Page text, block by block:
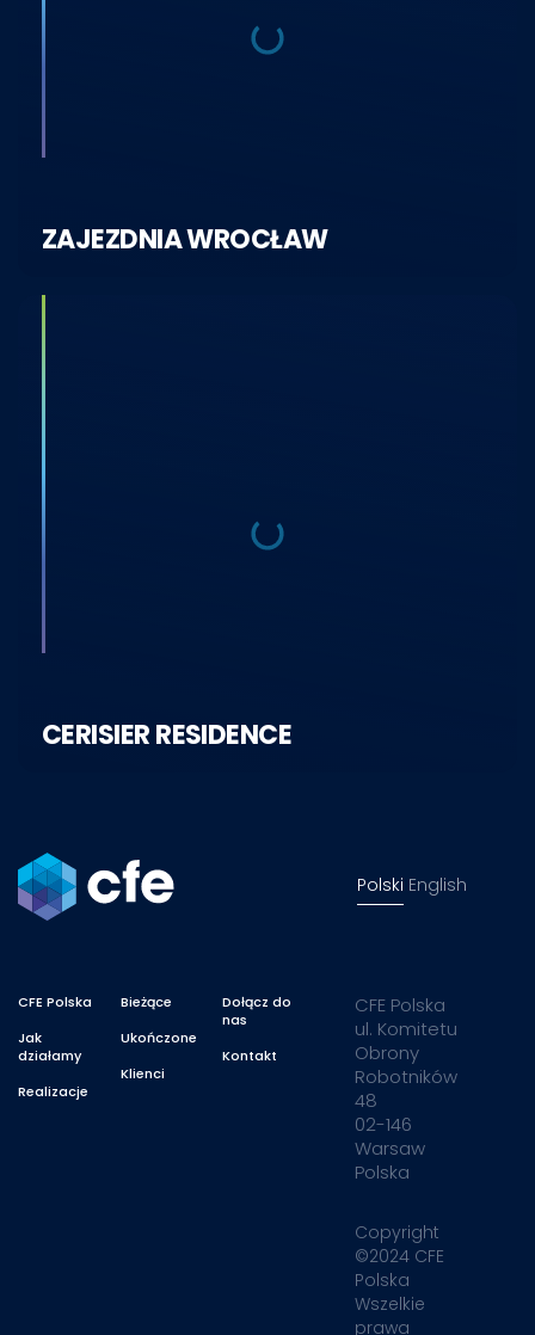
ZAJEZDNIA WROCŁAW
CERISIER RESIDENCE
CFE Polska
Jak
działamy
Realizacje
Bieżące
Ukończone
Klienci
Dołącz do
nas
Kontakt
Polski English
CFE Polska
ul. Komitetu
Obrony
Robotników
48
02-146
Warsaw
Polska
Copyright
©2024 CFE
Polska
Wszelkie
prawa